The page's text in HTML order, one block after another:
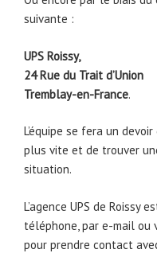
suivante :
UPS Roissy,
24 Rue du Trait d’Union
Tremblay-en-France.
L’équipe se fera un
plus vite et de trouver
situation.
L’agence UPS de Roissy
téléphone, par e-mail ou
pour prendre contact